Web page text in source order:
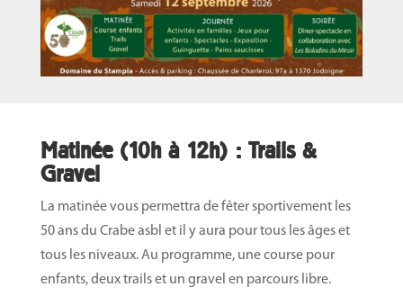
Matinée (10h à 12h) : Trails &
Gravel
La matinée vous permettra de fêter sportivement les
50 ans du Crabe asbl et il y aura pour tous les âges et
tous les niveaux. Au programme, une course pour
enfants, deux trails et un gravel en parcours libre.